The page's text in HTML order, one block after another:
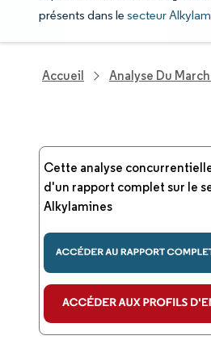
présents dans le secteur
Accueil Analyse Du
Cette analyse
d'un rapport complet sur le
Alkylamines